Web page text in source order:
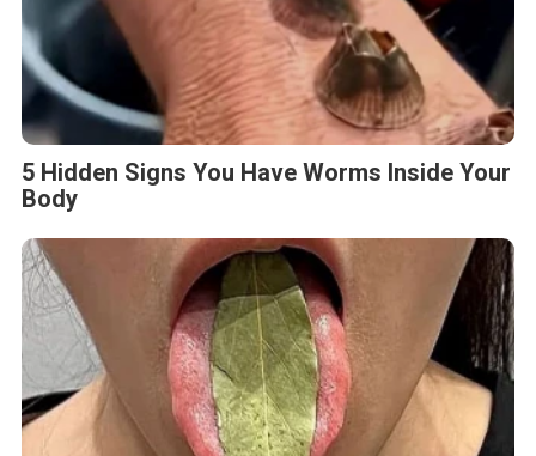
5 Hidden Signs You Have Worms Inside Your
Body